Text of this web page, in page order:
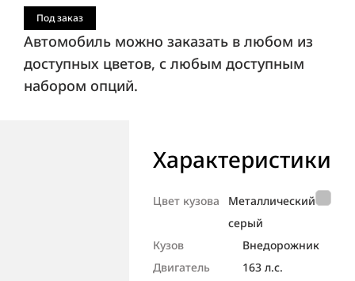
Под заказ
Автомобиль можно заказать в любом из
доступных цветов, с любым доступным
набором опций.
Характеристики
Цвет кузова
Металлический
серый
Кузов
Внедорож­ник
Двигатель
163 л.с.